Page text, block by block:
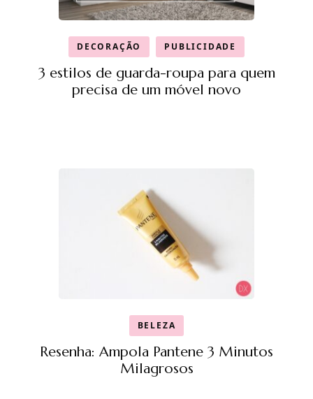
DECORAÇÃO PUBLICIDADE
3 estilos de guarda-roupa para quem
precisa de um móvel novo
BELEZA
Resenha: Ampola Pantene 3 Minutos
Milagrosos